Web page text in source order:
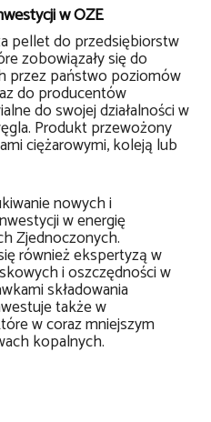
w OZE
pellet do przedsiębiorstw
zobowiązały się do
przez państwo poziomów
do producentów
do swojej działalności w
Produkt przewożony
ciężarowymi, koleją lub
nowych i
w energię
Zjednoczonych.
również ekspertyzą w
i oszczędności w
składowania
także w
w coraz mniejszym
kopalnych.